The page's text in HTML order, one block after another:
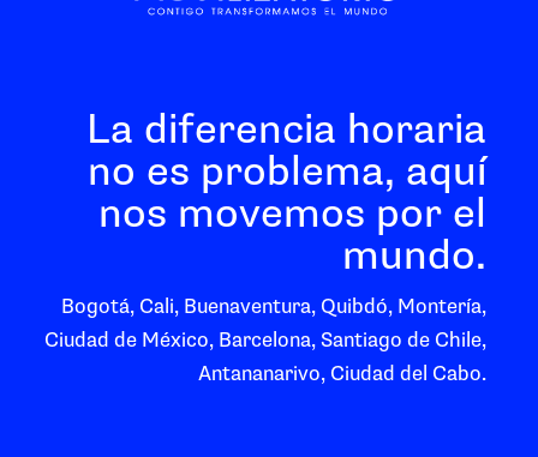
La diferencia horaria
no es problema, aquí
nos movemos por el
mundo.
Bogotá, Cali, Buenaventura, Quibdó, Montería,
Ciudad de México, Barcelona, Santiago de Chile,
Antananarivo, Ciudad del Cabo.